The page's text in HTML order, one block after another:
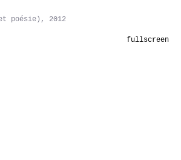
poésie), 2012
fullscreen